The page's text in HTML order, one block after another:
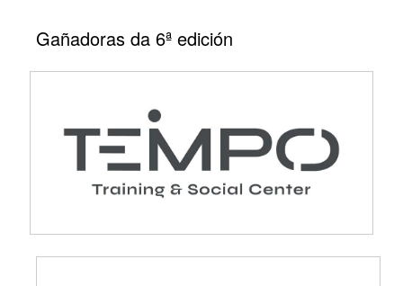
Gañadoras da 6ª edición